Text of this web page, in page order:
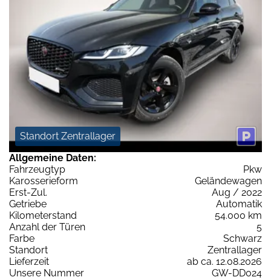
Standort Zentrallager
Allgemeine Daten:
Fahrzeugtyp
Pkw
Karosserieform
Geländewagen
Erst-Zul.
Aug / 2022
Getriebe
Automatik
Kilometerstand
54.000 km
Anzahl der Türen
5
Farbe
Schwarz
Standort
Zentrallager
Lieferzeit
ab ca. 12.08.2026
Unsere Nummer
GW-DD024